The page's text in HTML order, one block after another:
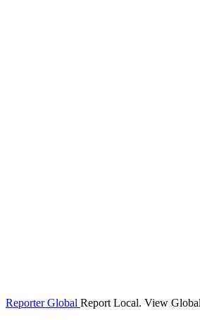
Reporter Global Report Local. View